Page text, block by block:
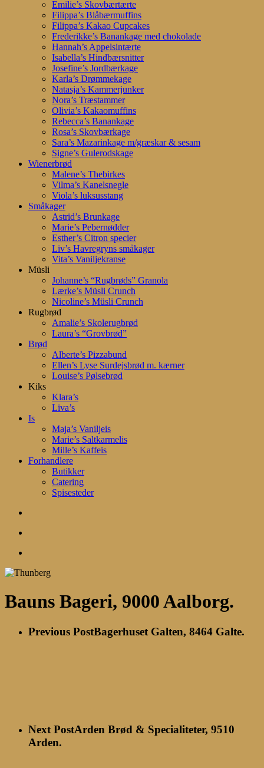
Emilie’s Skovbærtærte
Filippa’s Blåbærmuffins
Filippa’s Kakao Cupcakes
Frederikke’s Banankage med chokolade
Hannah’s Appelsintærte
Isabella’s Hindbærsnitter
Josefine’s Jordbærkage
Karla’s Drømmekage
Natasja’s Kammerjunker
Nora’s Træstammer
Olivia’s Kakaomuffins
Rebecca’s Banankage
Rosa’s Skovbærkage
Sara’s Mazarinkage m/græskar & sesam
Signe’s Gulerodskage
Wienerbrød
Malene’s Thebirkes
Vilma’s Kanelsnegle
Viola’s luksusstang
Småkager
Astrid’s Brunkage
Marie’s Pebernødder
Esther’s Citron specier
Liv’s Havregryns småkager
Vita’s Vaniljekranse
Müsli
Johanne’s “Rugbrøds” Granola
Lærke’s Müsli Crunch
Nicoline’s Müsli Crunch
Rugbrød
Amalie’s Skolerugbrød
Laura’s “Grovbrød”
Brød
Alberte’s Pizzabund
Ellen’s Lyse Surdejsbrød m. kærner
Louise’s Pølsebrød
Kiks
Klara’s
Liva’s
Is
Maja’s Vaniljeis
Marie’s Saltkarmelis
Mille’s Kaffeis
Forhandlere
Butikker
Catering
Spisesteder
Bauns Bageri, 9000 Aalborg.
Previous PostBagerhuset Galten, 8464 Galte.
Next PostArden Brød & Specialiteter, 9510
Arden.